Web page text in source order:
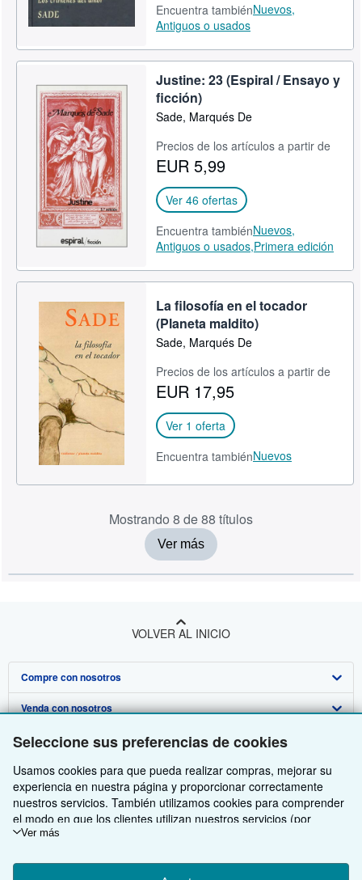
Seleccione sus preferencias de cookies
Usamos cookies para que pueda realizar compras, mejorar su
experiencia en nuestra página y proporcionar correctamente
nuestros servicios. También utilizamos cookies para comprender
el modo en que los clientes utilizan nuestros servicios (por
ejemplo, midiendo las visitas al sitio) y así poder realizar mejoras.
para mostrar contenido relevante en los anuncios y medir el
Ver más
Encuentra tambiénNuevos,
Antiguos o usados
Justine: 23 (Espiral / Ensayo y
ficción)
Sade, Marqués De
Precios de los artículos a partir de
EUR 5,99
Ver 46 ofertas
Encuentra tambiénNuevos,
Antiguos o usados,Primera edición
La filosofía en el tocador
(Planeta maldito)
Sade, Marqués De
Precios de los artículos a partir de
EUR 17,95
Ver 1 oferta
Encuentra tambiénNuevos
Mostrando 8 de 88 títulos
Ver más
VOLVER AL INICIO
Compre con nosotros
Búsqueda avanzada
Colecciones
Mi cuenta
Mis pedidos
Ver carrito
Venda con nosotros
Comenzar a vender
Únase a nuestro programa de afiliados
Recomiende un vendedor
Sobre nosotros
Sobre IberLibro
Medios
Empleo
Política de Privacidad
Obtener Ayuda
Preguntas frecuentes y guías
Atención al Cliente
Otras compañías de AbeBooks
AbeBooks.com
AbeBooks.co.uk
Siga a IberLibro